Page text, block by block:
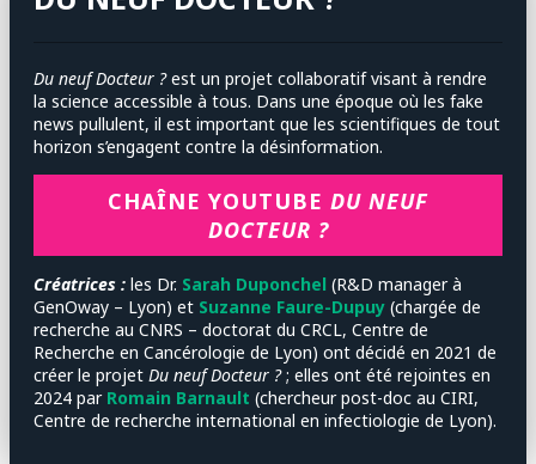
Du neuf Docteur ?est un projet collaboratif visant à rendre
la science accessible à tous. Dans une époque où les fake
news pullulent, il est important que les scientifiques de tout
horizon s’engagent contre la désinformation.
CHAÎNE YOUTUBE DU NEUF
DOCTEUR ?
Créatrices : les Dr. Sarah Duponchel (R&D manager à
GenOway – Lyon) et Suzanne Faure-Dupuy (chargée de
recherche au CNRS – doctorat du CRCL, Centre de
Recherche en Cancérologie de Lyon) ont décidé en 2021 de
créer le projet Du neuf Docteur ?; elles ont été rejointes en
2024 parRomain Barnault (chercheur post-doc au CIRI,
Centre de recherche international en infectiologie de Lyon).